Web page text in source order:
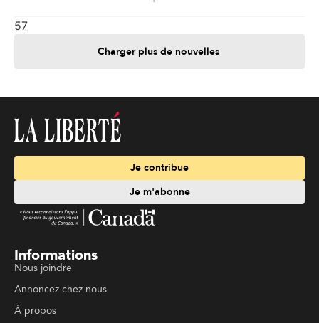
57
Charger plus de nouvelles
Je contribue
Je m'abonne
Informations
Nous joindre
Annoncez chez nous
À propos